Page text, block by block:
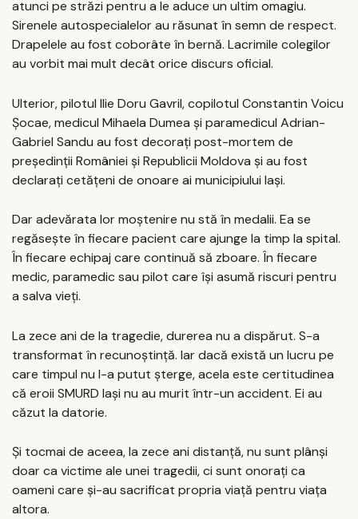
atunci pe străzi pentru a le aduce un ultim omagiu.
Sirenele autospecialelor au răsunat în semn de respect.
Drapelele au fost coborâte în bernă. Lacrimile colegilor
au vorbit mai mult decât orice discurs oficial.
Ulterior, pilotul Ilie Doru Gavril, copilotul Constantin Voicu
Şocae, medicul Mihaela Dumea şi paramedicul Adrian-
Gabriel Sandu au fost decoraţi post-mortem de
preşedinţii României şi Republicii Moldova şi au fost
declaraţi cetăţeni de onoare ai municipiului Iaşi.
Dar adevărata lor moştenire nu stă în medalii. Ea se
regăseşte în fiecare pacient care ajunge la timp la spital.
În fiecare echipaj care continuă să zboare. În fiecare
medic, paramedic sau pilot care îşi asumă riscuri pentru
a salva vieţi.
La zece ani de la tragedie, durerea nu a dispărut. S-a
transformat în recunoştinţă. Iar dacă există un lucru pe
care timpul nu l-a putut şterge, acela este certitudinea
că eroii SMURD Iaşi nu au murit într-un accident. Ei au
căzut la datorie.
Şi tocmai de aceea, la zece ani distanţă, nu sunt plânşi
doar ca victime ale unei tragedii, ci sunt onoraţi ca
oameni care şi-au sacrificat propria viaţă pentru viaţa
altora.